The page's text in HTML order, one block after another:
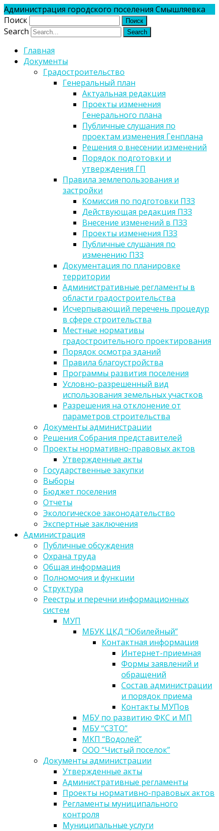
Администрация городского поселения Смышляевка
Поиск
Search
Главная
Документы
Градостроительство
Генеральный план
Актуальная редакция
Проекты изменения
Генерального плана
Публичные слушания по
проектам изменения Генплана
Решения о внесении изменений
Порядок подготовки и
утверждения ГП
Правила землепользования и
застройки
Комиссия по подготовки ПЗЗ
Действующая редакция ПЗЗ
Внесение изменений в ПЗЗ
Проекты изменения ПЗЗ
Публичные слушания по
изменению ПЗЗ
Документация по планировке
территории
Административные регламенты в
области градостроительства
Исчерпывающий перечень процедур
в сфере строительства
Местные нормативы
градостроительного проектирования
Порядок осмотра зданий
Правила благоустройства
Программы развития поселения
Условно-разрешенный вид
использования земельных участков
Разрешения на отклонение от
параметров строительства
Документы администрации
Решения Собрания представителей
Проекты нормативно-правовых актов
Утвержденные акты
Государственные закупки
Выборы
Бюджет поселения
Отчеты
Экологическое законодательство
Экспертные заключения
Администрация
Публичные обсуждения
Охрана труда
Общая информация
Полномочия и функции
Структура
Реестры и перечни информационных
систем
МУП
МБУК ЦКД “Юбилейный”
Контактная информация
Интернет-приемная
Формы заявлений и
обращений
Состав администрации
и порядок приема
Контакты МУПов
МБУ по развитию ФКС и МП
МБУ “СЗТО”
МКП “Водолей”
ООО “Чистый поселок”
Документы администрации
Утвержденные акты
Административные регламенты
Проекты нормативно-правовых актов
Регламенты муниципального
контроля
Муниципальные услуги